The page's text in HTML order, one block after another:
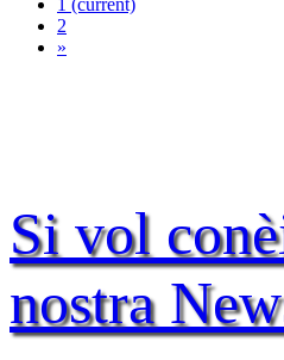
1 (current)
2
»
Si vol
nostra